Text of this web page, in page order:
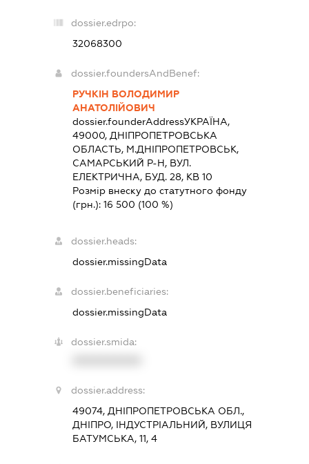
dossier.edrpo:
32068300
dossier.foundersAndBenef:
РУЧКІН ВОЛОДИМИР
АНАТОЛІЙОВИЧ
dossier.founderAddressУКРАЇНА,
49000, ДНIПРОПЕТРОВСЬКА
ОБЛАСТЬ, М.ДНІПРОПЕТРОВСЬК,
САМАРСЬКИЙ Р-Н, ВУЛ.
ЕЛЕКТРИЧНА, БУД. 28, КВ 10
Розмір внеску до статутного фонду
(грн.):16 500 (100 %)
dossier.heads:
dossier.missingData
dossier.beneficiaries:
dossier.missingData
dossier.smida:
dossier.address:
49074, ДНІПРОПЕТРОВСЬКА ОБЛ.,
ДНІПРО, ІНДУСТРІАЛЬНИЙ, ВУЛИЦЯ
БАТУМСЬКА, 11, 4